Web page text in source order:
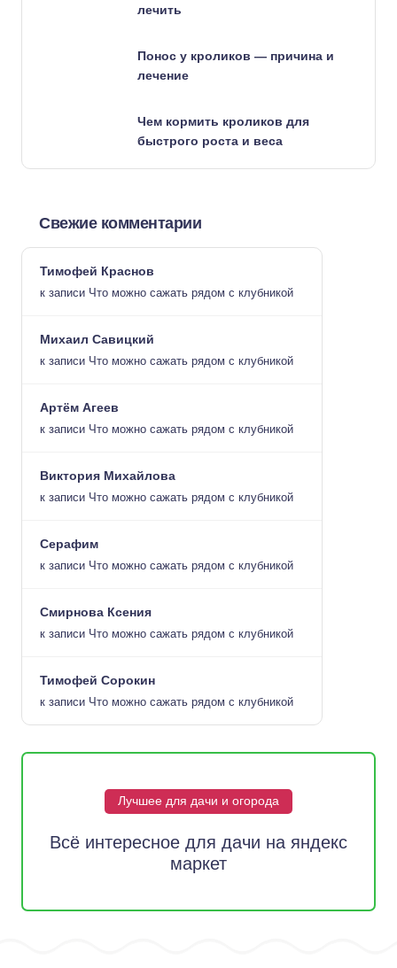
лечить
Понос у кроликов — причина и
лечение
Чем кормить кроликов для
быстрого роста и веса
Свежие комментарии
Тимофей Краснов
к записи Что можно сажать рядом с клубникой
Михаил Савицкий
к записи Что можно сажать рядом с клубникой
Артём Агеев
к записи Что можно сажать рядом с клубникой
Виктория Михайлова
к записи Что можно сажать рядом с клубникой
Серафим
к записи Что можно сажать рядом с клубникой
Смирнова Ксения
к записи Что можно сажать рядом с клубникой
Тимофей Сорокин
к записи Что можно сажать рядом с клубникой
Лучшее для дачи и огорода
Всё интересное для дачи на яндекс
маркет